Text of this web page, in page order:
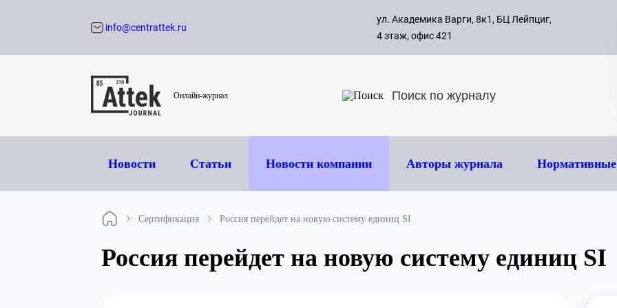
с 09:00
8 495
info@centrattek.ru
ул. Академика Варги, 8к1, БЦ Лейпциг,
4 этаж, офис 421
Онлайн-журнал
Новости Статьи Новости компании Авторы журнала
Сертификация Россия перейдет на новую систему единиц SI
Россия перейдет на новую систему единиц SI